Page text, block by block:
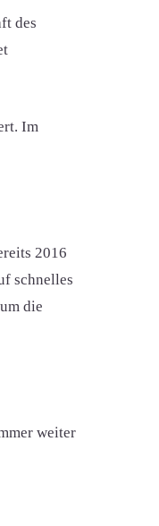
des
Im
2016
schnelles
die
weiter